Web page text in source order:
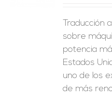
Traducción
sobre
potencia
Estados
uno de los
de más